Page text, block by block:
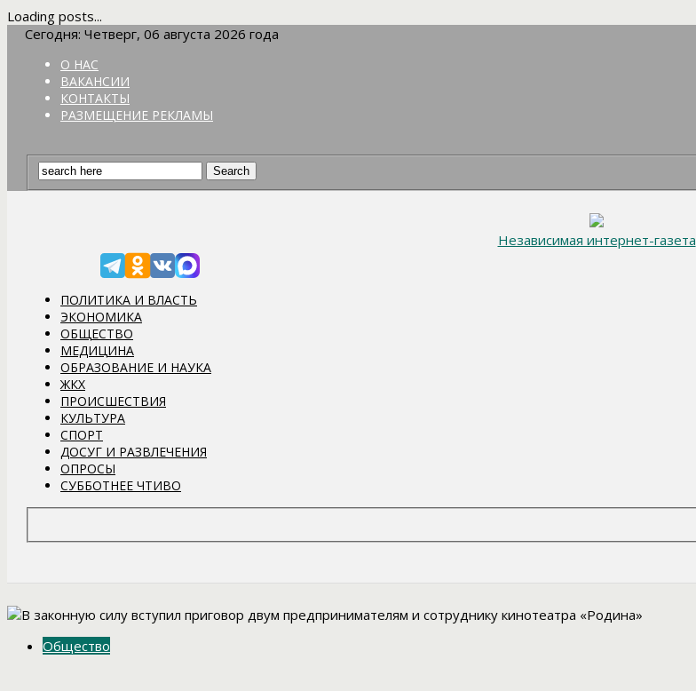
Loading posts...
Сегодня: Четверг, 06 августа 2026 года
О НАС
ВАКАНСИИ
КОНТАКТЫ
РАЗМЕЩЕНИЕ РЕКЛАМЫ
Независимая интернет-газета
ПОЛИТИКА И ВЛАСТЬ
ЭКОНОМИКА
ОБЩЕСТВО
МЕДИЦИНА
ОБРАЗОВАНИЕ И НАУКА
ЖКХ
ПРОИСШЕСТВИЯ
КУЛЬТУРА
СПОРТ
ДОСУГ И РАЗВЛЕЧЕНИЯ
ОПРОСЫ
СУББОТНЕЕ ЧТИВО
Общество